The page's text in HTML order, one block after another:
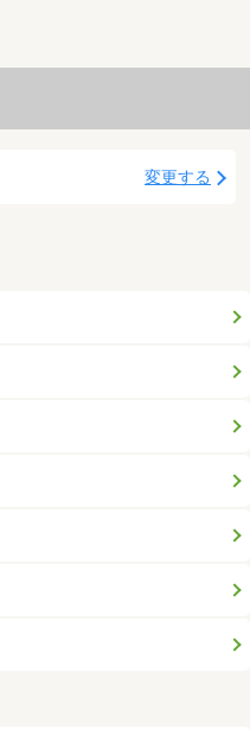
変更する